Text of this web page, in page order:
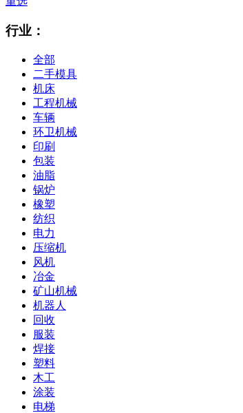
行业：
全部
二手模具
机床
工程机械
车辆
环卫机械
印刷
包装
油脂
锅炉
橡塑
纺织
电力
压缩机
风机
冶金
矿山机械
机器人
回收
服装
焊接
塑料
木工
涂装
电梯